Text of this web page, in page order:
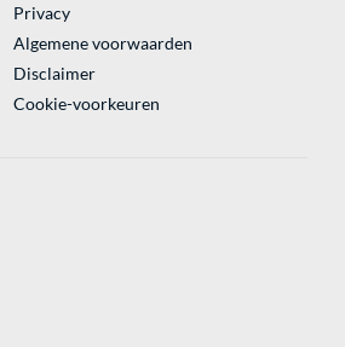
Privacy
Algemene voorwaarden
Disclaimer
Cookie-voorkeuren